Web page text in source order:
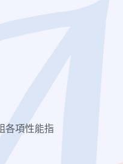
求，可選用不同介面的濾
號，吸收箱內射頻信號
各項性能指